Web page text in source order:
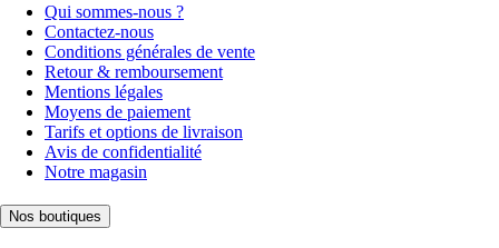
Qui sommes-nous ?
Contactez-nous
Conditions générales de vente
Retour & remboursement
Mentions légales
Moyens de paiement
Tarifs et options de livraison
Avis de confidentialité
Notre magasin
Nos boutiques